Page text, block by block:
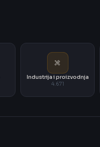
Industrija i proizvodnja
4.671